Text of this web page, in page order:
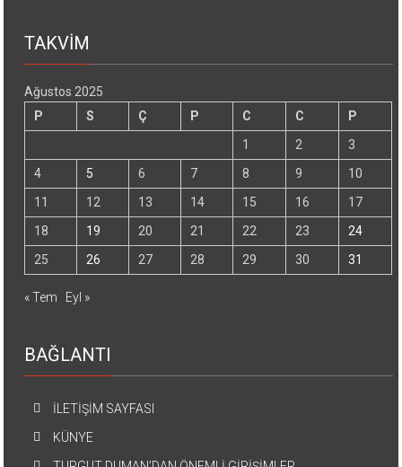
TAKVİM
Ağustos 2025
P
S Ç P C C
P
1
2
3
4
5 6 7 8 9
10
11
12 13 14 15 16
17
18
19 20 21 22 23
24
25
26 27 28 29 30 31
« Tem Eyl »
BAĞLANTI
İLETİŞİM SAYFASI
KÜNYE